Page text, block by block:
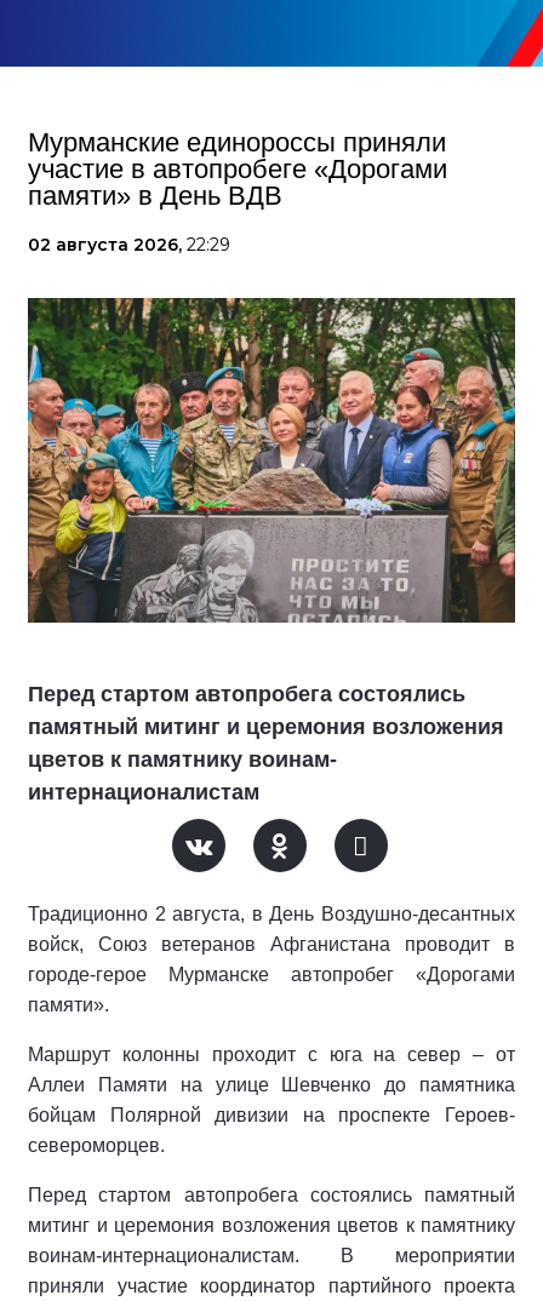
Мурманские единороссы приняли
участие в автопробеге «Дорогами
памяти» в День ВДВ
02 августа 2026, 22:29
Перед стартом автопробега состоялись
памятный митинг и церемония возложения
цветов к памятнику воинам-
интернационалистам
Традиционно 2 августа, в День Воздушно-десантных
войск, Союз ветеранов Афганистана проводит в
городе-герое Мурманске автопробег «Дорогами
памяти».
Маршрут колонны проходит с юга на север – от
Аллеи Памяти на улице Шевченко до памятника
бойцам Полярной дивизии на проспекте Героев-
североморцев.
Перед стартом автопробега состоялись памятный
митинг и церемония возложения цветов к памятнику
воинам-интернационалистам. В мероприятии
приняли участие координатор партийного проекта